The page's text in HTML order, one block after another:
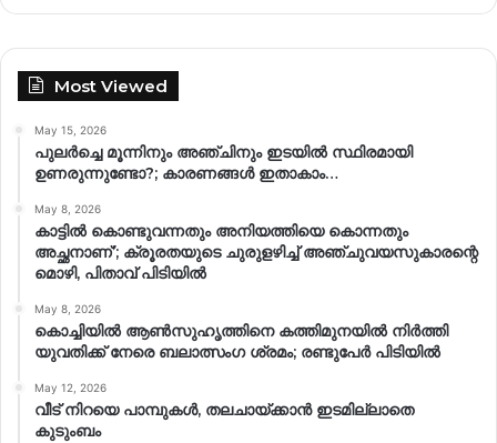
Most Viewed
May 15, 2026
പുലർച്ചെ മൂന്നിനും അഞ്ചിനും ഇടയിൽ സ്ഥിരമായി
ഉണരുന്നുണ്ടോ?; കാരണങ്ങള്‍ ഇതാകാം…
May 8, 2026
കാട്ടിൽ കൊണ്ടുവന്നതും അനിയത്തിയെ കൊന്നതും
അച്ഛനാണ്’; ക്രൂരതയുടെ ചുരുളഴിച്ച് അഞ്ചുവയസുകാരന്റെ
മൊഴി, പിതാവ് പിടിയിൽ
May 8, 2026
കൊച്ചിയിൽ ആൺസുഹൃത്തിനെ കത്തിമുനയിൽ നിർത്തി
യുവതിക്ക് നേരെ ബലാത്സംഗ​ ശ്രമം; രണ്ടുപേർ പിടിയിൽ
May 12, 2026
വീട് നിറയെ പാമ്പുകൾ, തലചായ്ക്കാൻ ഇടമില്ലാതെ
കുടുംബം